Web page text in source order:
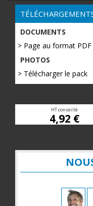
DOCUMENTS
> Page au format PDF
PHOTOS
> Télécharger le pack
HT conseillé
4,92 €